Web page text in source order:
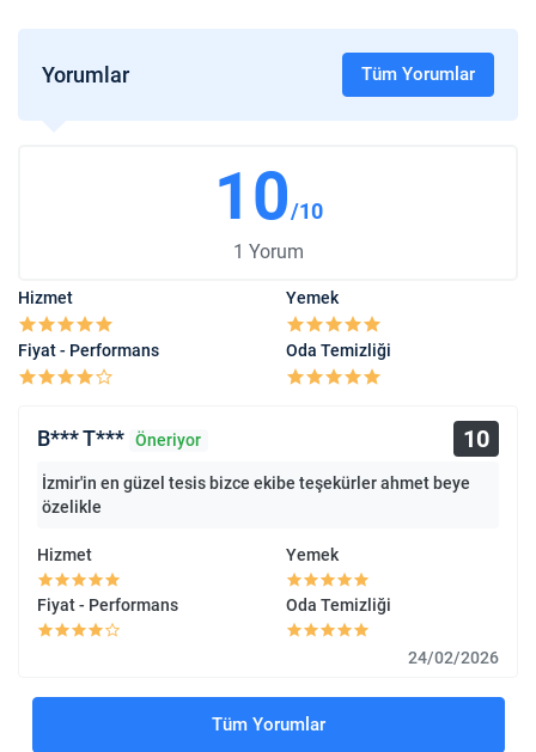
Yorumlar Tüm Yorumlar
10/10
1 Yorum
Hizmet Yemek
Fiyat - Performans Oda Temizliği
B*** T*** Öneriyor 10
İzmir'in en güzel tesis bizce ekibe teşekürler ahmet beye
özelikle
Hizmet Yemek
Fiyat - Performans Oda Temizliği
24/02/2026
Tüm Yorumlar